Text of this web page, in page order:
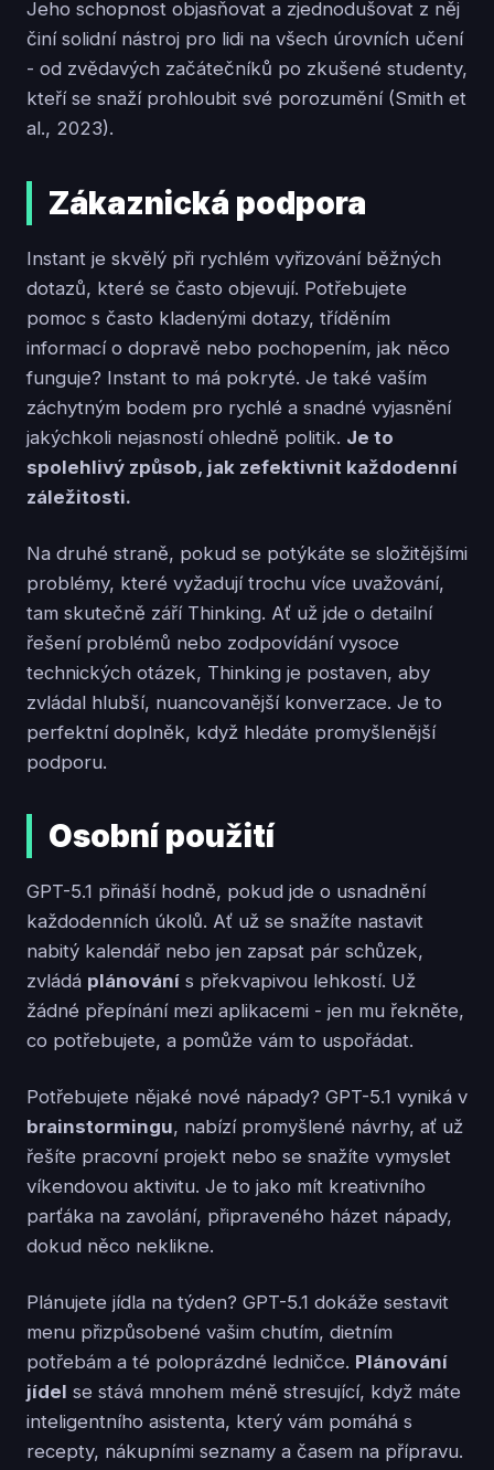
Jeho schopnost objasňovat a zjednodušovat z něj
činí solidní nástroj pro lidi na všech úrovních učení
- od zvědavých začátečníků po zkušené studenty,
kteří se snaží prohloubit své porozumění (Smith et
al., 2023).
Zákaznická podpora
Instant je skvělý při rychlém vyřizování běžných
dotazů, které se často objevují. Potřebujete
pomoc s často kladenými dotazy, tříděním
informací o dopravě nebo pochopením, jak něco
funguje? Instant to má pokryté. Je také vaším
záchytným bodem pro rychlé a snadné vyjasnění
jakýchkoli nejasností ohledně politik. Je to
spolehlivý způsob, jak zefektivnit každodenní
záležitosti.
Na druhé straně, pokud se potýkáte se složitějšími
problémy, které vyžadují trochu více uvažování,
tam skutečně září Thinking. Ať už jde o detailní
řešení problémů nebo zodpovídání vysoce
technických otázek, Thinking je postaven, aby
zvládal hlubší, nuancovanější konverzace. Je to
perfektní doplněk, když hledáte promyšlenější
podporu.
Osobní použití
GPT-5.1 přináší hodně, pokud jde o usnadnění
každodenních úkolů. Ať už se snažíte nastavit
nabitý kalendář nebo jen zapsat pár schůzek,
zvládá plánování s překvapivou lehkostí. Už
žádné přepínání mezi aplikacemi - jen mu řekněte,
co potřebujete, a pomůže vám to uspořádat.
Potřebujete nějaké nové nápady? GPT-5.1 vyniká v
brainstormingu, nabízí promyšlené návrhy, ať už
řešíte pracovní projekt nebo se snažíte vymyslet
víkendovou aktivitu. Je to jako mít kreativního
parťáka na zavolání, připraveného házet nápady,
dokud něco neklikne.
Plánujete jídla na týden? GPT-5.1 dokáže sestavit
menu přizpůsobené vašim chutím, dietním
potřebám a té poloprázdné ledničce. Plánování
jídel se stává mnohem méně stresující, když máte
inteligentního asistenta, který vám pomáhá s
recepty, nákupními seznamy a časem na přípravu.